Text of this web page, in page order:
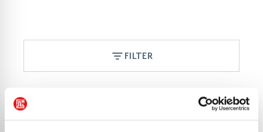
FILTER